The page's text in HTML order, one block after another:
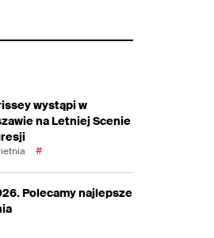
wystąpi w
na Letniej Scenie
#
Polecamy najlepsze